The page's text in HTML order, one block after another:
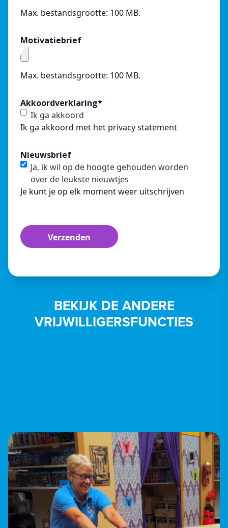
Max. bestandsgrootte: 100 MB.
Motivatiebrief
Max. bestandsgrootte: 100 MB.
Akkoordverklaring*
Ik ga akkoord
Ik ga akkoord met het privacy statement
Nieuwsbrief
Ja, ik wil op de hoogte gehouden worden
over de leukste nieuwtjes
Je kunt je op elk moment weer uitschrijven
BEKIJK DE ANDERE
VRIJWILLIGERSFUNCTIES